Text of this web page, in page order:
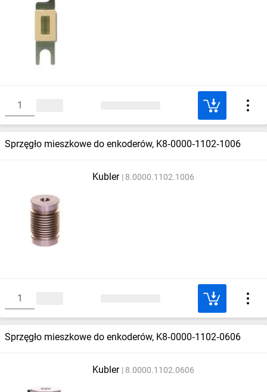
Sprzęgło mieszkowe do enkoderów, K8‑0000‑1102‑1006
Kubler 8.0000.1102.1006
Sprzęgło mieszkowe do enkoderów, K8‑0000‑1102‑0606
Kubler 8.0000.1102.0606